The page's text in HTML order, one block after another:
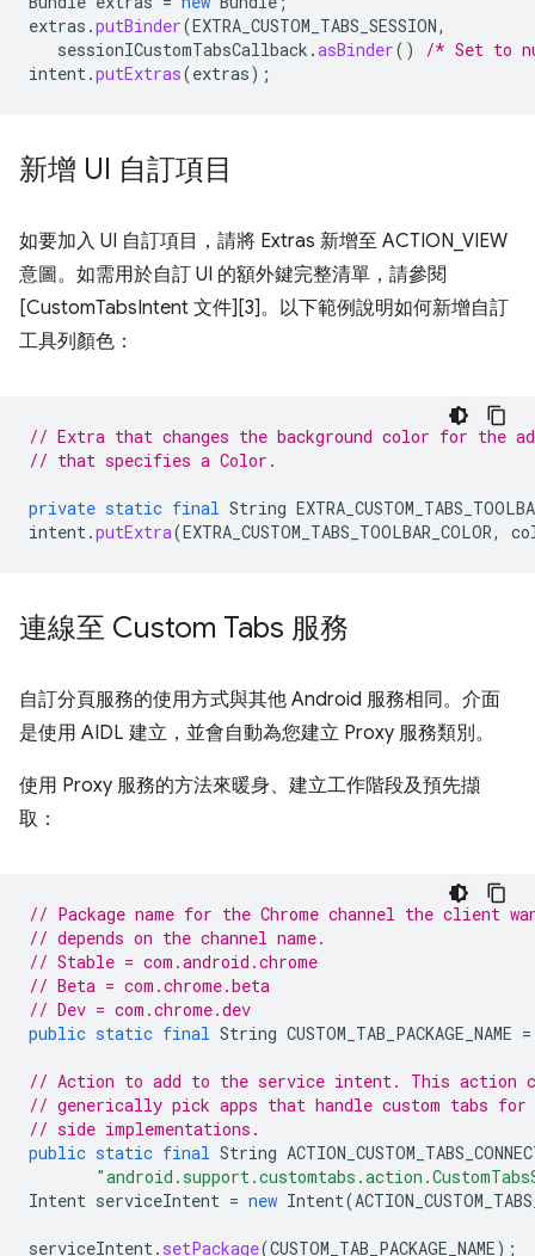
extras .putBinder(EXTRA_CUSTOM_TABS_SESSION,
sessionICustomTabsCallback .asBinder()
/* Set to
intent.putExtras(extras);
新增 UI 自訂項目
如要加入 UI 自訂項目，請將 Extras 新增至 ACTION_VIEW
意圖。如需用於自訂 UI 的額外鍵完整清單，請參閱
[CustomTabsIntent 文件][3]。以下範例說明如何新增自訂
工具列顏色：
// Extra that changes the background color for the
// that specifies a Color.
private static final String
intent.putExtra(EXTRA_CUSTOM_TABS_TOOLBAR_COLOR,
連線至 Custom Tabs 服務
自訂分頁服務的使用方式與其他 Android 服務相同。介面
是使用 AIDL 建立，並會自動為您建立 Proxy 服務類別。
使用 Proxy 服務的方法來暖身、建立工作階段及預先擷
取：
// Package name for the Chrome channel the client
// depends on the channel name.
// Stable = com.android.chrome
// Beta = com.chrome.beta
// Dev = com.chrome.dev
public static final String CUSTOM_TAB_PACKAGE_NAME =
// Action to add to the service intent. This action
// generically pick apps that handle custom tabs
// side implementations.
public static final String
Intent serviceIntent = new Intent(
serviceIntent. setPackage(CUSTOM_TAB_PACKAGE_NAME);